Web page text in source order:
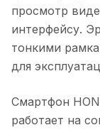
просмотр
интерфейсу.
тонкими
для
Смартфон
работает на